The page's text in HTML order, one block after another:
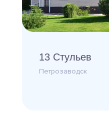
13 Стульев
Петрозаводск